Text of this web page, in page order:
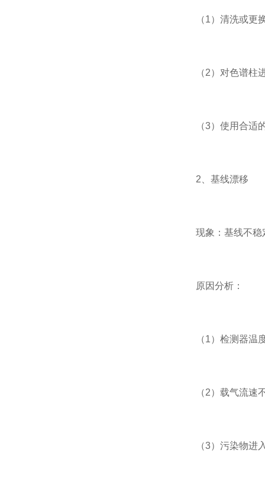
（1）清洗或更换
（2）对色谱柱进
（3）使用合适的
2、基线漂移
现象：基线不稳
原因分析：
（1）检测器温
（2）载气流速
（3）污染物进